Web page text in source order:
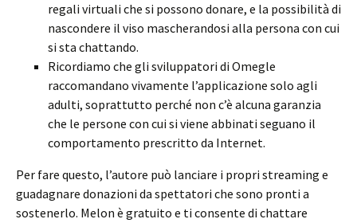
regali virtuali che si possono donare, e la possibilità di
nascondere il viso mascherandosi alla persona con cui
si sta chattando.
Ricordiamo che gli sviluppatori di Omegle
raccomandano vivamente l’applicazione solo agli
adulti, soprattutto perché non c’è alcuna garanzia
che le persone con cui si viene abbinati seguano il
comportamento prescritto da Internet.
Per fare questo, l’autore può lanciare i propri streaming e
guadagnare donazioni da spettatori che sono pronti a
sostenerlo. Melon è gratuito e ti consente di chattare